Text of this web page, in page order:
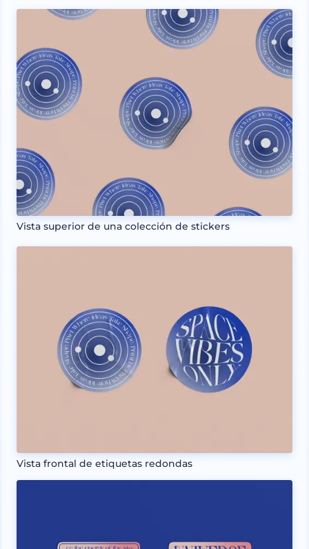
Vista superior de una colección de stickers
Vista frontal de etiquetas redondas